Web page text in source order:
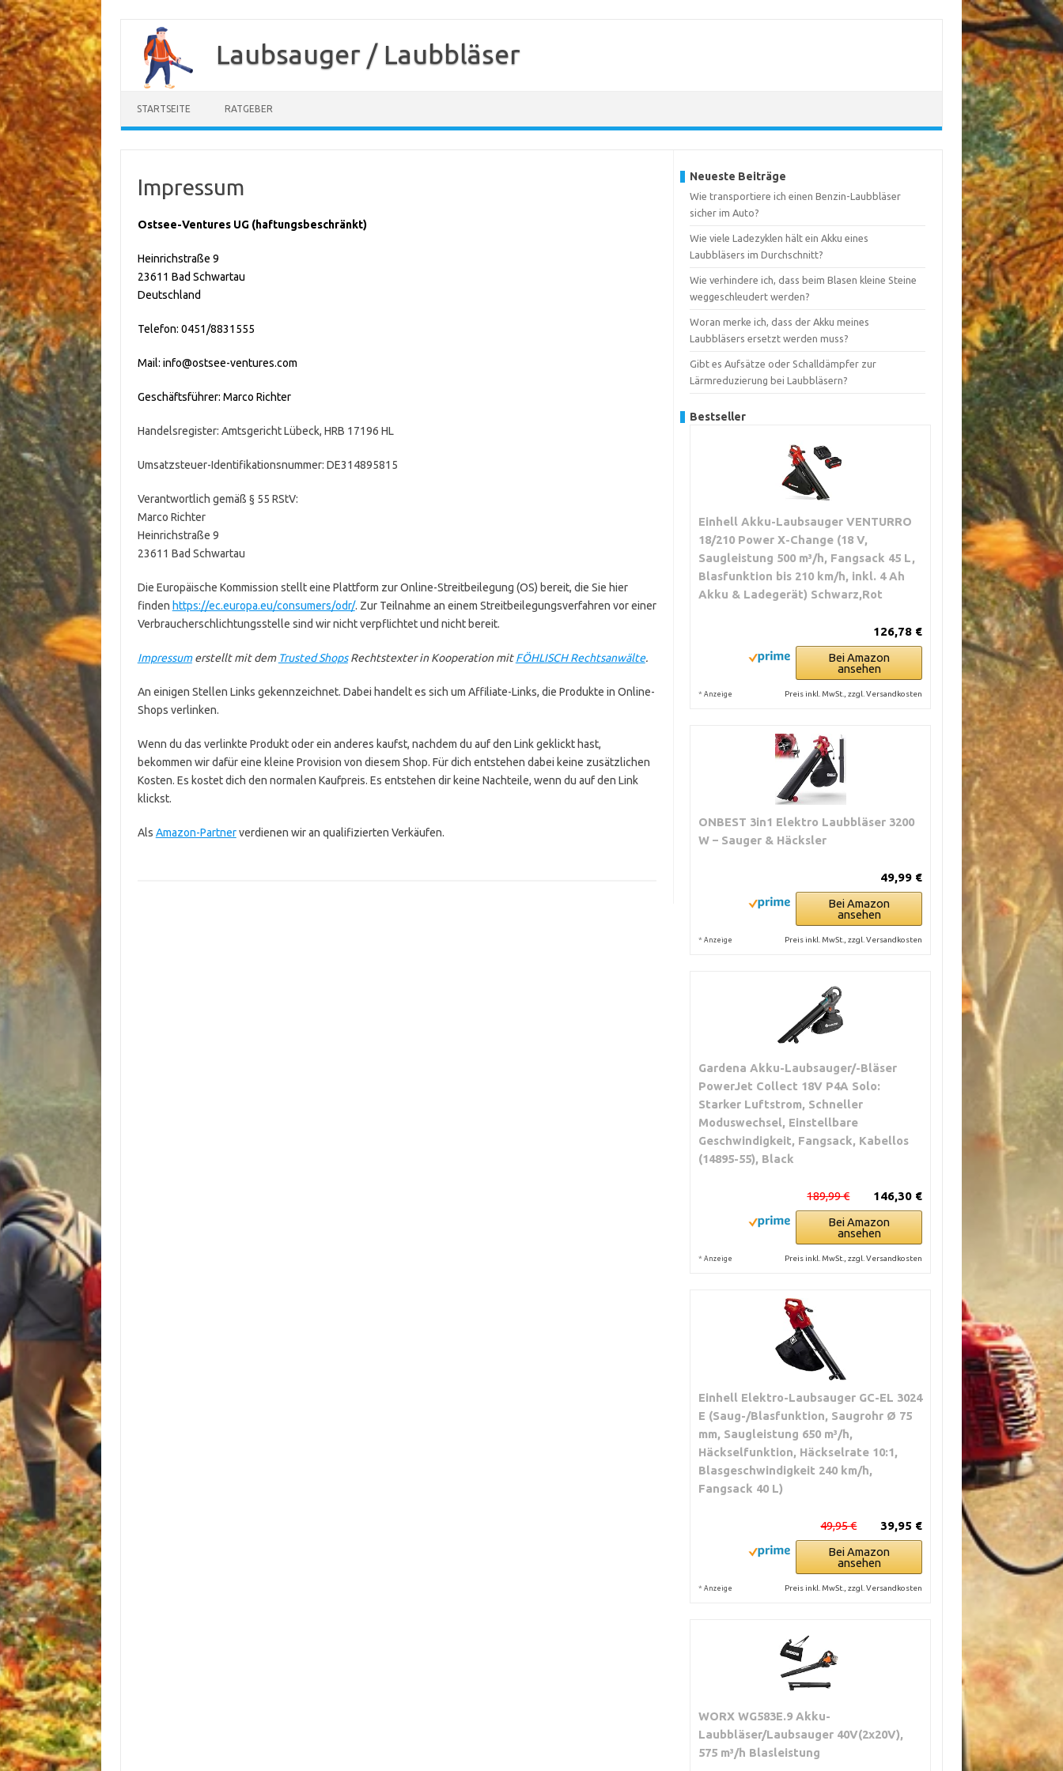
springen
Laubsauger / Laubbläser
STARTSEITE RATGEBER
Impressum
Ostsee-Ventures UG (haftungsbeschränkt)
Heinrichstraße 9
23611 Bad Schwartau
Deutschland
Telefon: 0451/8831555
Mail: info@ostsee-ventures.com
Geschäftsführer: Marco Richter
Handelsregister: Amtsgericht Lübeck, HRB 17196 HL
Umsatzsteuer-Identifikationsnummer: DE314895815
Verantwortlich gemäß § 55 RStV:
Marco Richter
Heinrichstraße 9
23611 Bad Schwartau
Die Europäische Kommission stellt eine Plattform zur Online-Streitbeilegung (OS) bereit, die Sie hier
finden https://ec.europa.eu/consumers/odr/. Zur Teilnahme an einem Streitbeilegungsverfahren vor einer
Verbraucherschlichtungsstelle sind wir nicht verpflichtet und nicht bereit.
Impressumerstellt mit dem Trusted ShopsRechtstexter in Kooperation mitFÖHLISCH Rechtsanwälte.
An einigen Stellen Links gekennzeichnet. Dabei handelt es sich um Affiliate-Links, die Produkte in Online-
Shops verlinken.
Wenn du das verlinkte Produkt oder ein anderes kaufst, nachdem du auf den Link geklickt hast,
bekommen wir dafür eine kleine Provision von diesem Shop. Für dich entstehen dabei keine zusätzlichen
Kosten. Es kostet dich den normalen Kaufpreis. Es entstehen dir keine Nachteile, wenn du auf den Link
klickst.
Als Amazon-Partnerverdienen wir an qualifizierten Verkäufen.
Neueste Beiträge
Wie transportiere ich einen Benzin-Laubbläser
sicher im Auto?
Wie viele Ladezyklen hält ein Akku eines
Laubbläsers im Durchschnitt?
Wie verhindere ich, dass beim Blasen kleine Steine
weggeschleudert werden?
Woran merke ich, dass der Akku meines
Laubbläsers ersetzt werden muss?
Gibt es Aufsätze oder Schalldämpfer zur
Lärmreduzierung bei Laubbläsern?
Bestseller
Einhell Akku-Laubsauger VENTURRO
18/210 Power X-Change (18 V,
Saugleistung 500 m³/h, Fangsack 45 L,
Blasfunktion bis 210 km/h, inkl. 4 Ah
Akku & Ladegerät) Schwarz,Rot
126,78 €
Bei Amazon
ansehen
* Anzeige Preis inkl. MwSt., zzgl. Versandkosten
ONBEST 3in1 Elektro Laubbläser 3200
W – Sauger & Häcksler
49,99 €
Bei Amazon
ansehen
* Anzeige Preis inkl. MwSt., zzgl. Versandkosten
Gardena Akku-Laubsauger/-Bläser
PowerJet Collect 18V P4A Solo:
Starker Luftstrom, Schneller
Moduswechsel, Einstellbare
Geschwindigkeit, Fangsack, Kabellos
(14895-55), Black
146,30 €
189,99 €
Bei Amazon
ansehen
* Anzeige Preis inkl. MwSt., zzgl. Versandkosten
Einhell Elektro-Laubsauger GC-EL 3024
E (Saug-/Blasfunktion, Saugrohr Ø 75
mm, Saugleistung 650 m³/h,
Häckselfunktion, Häckselrate 10:1,
Blasgeschwindigkeit 240 km/h,
Fangsack 40 L)
39,95 €
49,95 €
Bei Amazon
ansehen
* Anzeige Preis inkl. MwSt., zzgl. Versandkosten
WORX WG583E.9 Akku-
Laubbläser/Laubsauger 40V(2x20V),
575 m³/h Blasleistung